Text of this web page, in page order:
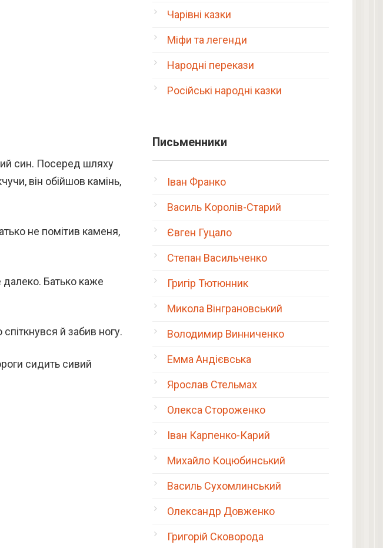
син. Посеред шляху
він обійшов камінь,
не помітив каменя,
Батько каже
й забив ногу.
сидить сивий
Чарівні казки
Міфи та легенди
Народні перекази
Російські народні казки
Письменники
Іван Франко
Василь Королів-Старий
Євген Гуцало
Степан Васильченко
Григір Тютюнник
Микола Вінграновський
Володимир Винниченко
Емма Андієвська
Ярослав Стельмах
Олекса Стороженко
Іван Карпенко-Карий
Михайло Коцюбинський
Василь Сухомлинський
Олександр Довженко
Григорій Сковорода